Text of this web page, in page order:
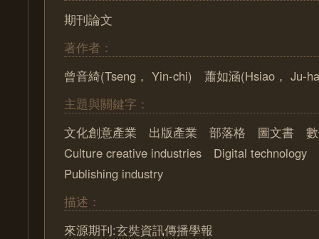
期刊論文
著作者：
曾音綺(Tseng， Yin-chi) 蕭如涵(Hsiao， Ju-
主題與關鍵字：
文化創意產業 出版產業 部落格 圖文書
Culture creative industries Digital
Publishing industry
描述：
來源期刊:玄奘資訊傳播學報